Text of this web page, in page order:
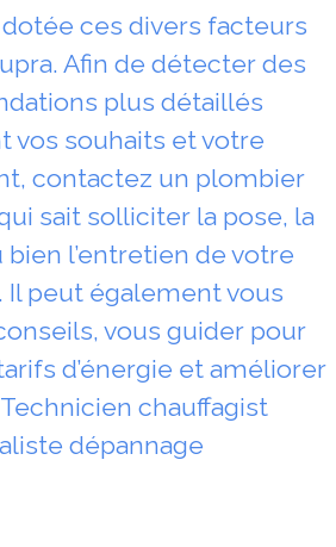
ces divers facteurs
Afin de détecter des
plus détaillés
vos souhaits et votre
contactez un plombier
sait solliciter la pose, la
l’entretien de votre
Il peut également vous
vous guider pour
d’énergie et améliorer
chauffagist
dépannage